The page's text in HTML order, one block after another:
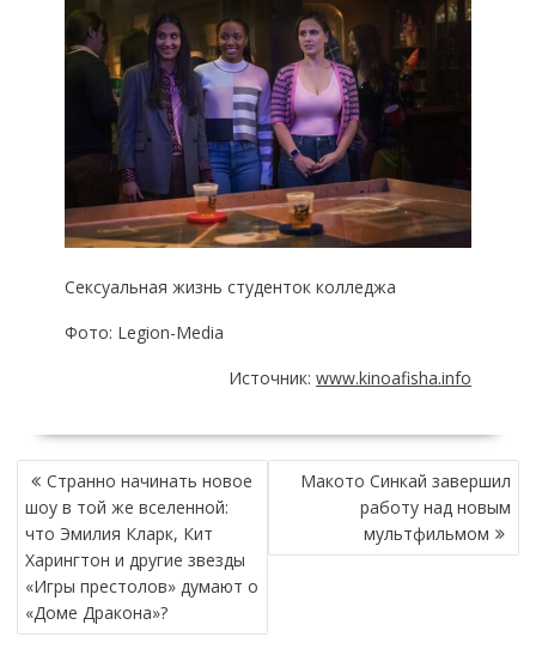
Сексуальная жизнь студенток колледжа
Фото: Legion-Media
Источник:www.kinoafisha.info
НАВИГАЦИЯ
ПО
ЗАПИСЯМ
Странно начинать новое
шоу в той же вселенной:
что Эмилия Кларк, Кит
Харингтон и другие звезды
«Игры престолов» думают о
«Доме Дракона»?
Макото Синкай завершил
работу над новым
мультфильмом